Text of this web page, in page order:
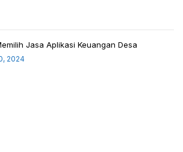
Jasa Aplikasi Keuangan Desa
2024